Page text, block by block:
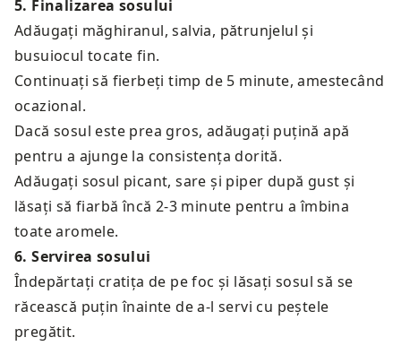
5. Finalizarea sosului
Adăugați măghiranul, salvia, pătrunjelul și
busuiocul tocate fin.
Continuați să fierbeți timp de 5 minute, amestecând
ocazional.
Dacă sosul este prea gros, adăugați puțină apă
pentru a ajunge la consistența dorită.
Adăugați sosul picant, sare și piper după gust și
lăsați să fiarbă încă 2-3 minute pentru a îmbina
toate aromele.
6.Servirea sosului
Îndepărtați cratița de pe foc și lăsați sosul să se
răcească puțin înainte de a-l servi cu peștele
pregătit.